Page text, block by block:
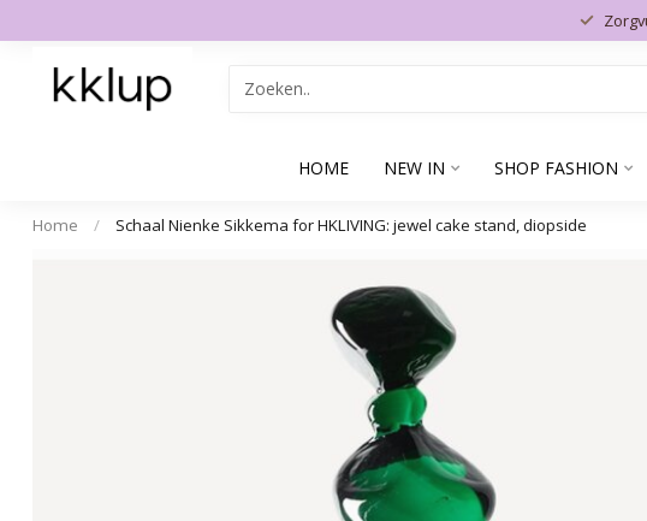
HOME NEW IN SHOP FASHION
Home / Schaal Nienke Sikkema for HKLIVING: jewel cake stand, diopside